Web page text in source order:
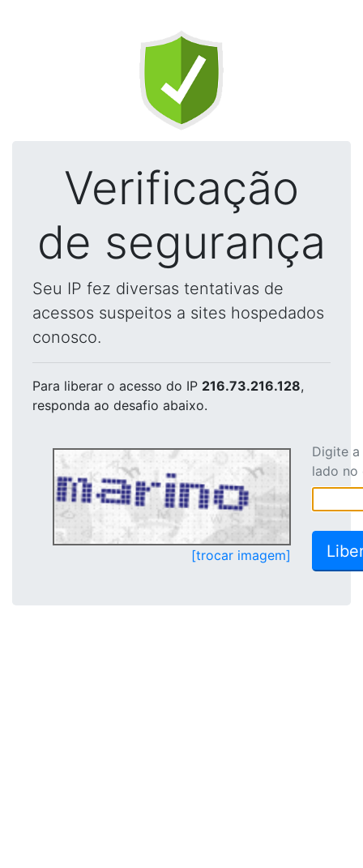
Verificação
de segurança
Seu IP fez diversas tentativas de
acessos suspeitos a sites hospedados
conosco.
Para liberar o acesso do IP 216.73.216.128,
responda ao desafio abaixo.
[trocar imagem]
Digite
lado no